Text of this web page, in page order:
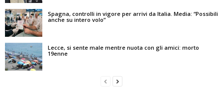
Spagna, controlli in vigore per arrivi da Italia. Media: “Possibili
anche su intero volo”
Lecce, si sente male mentre nuota con gli amici: morto
19enne